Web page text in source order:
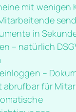
mit wenigen
in
– natürlich
–
abrufbar für